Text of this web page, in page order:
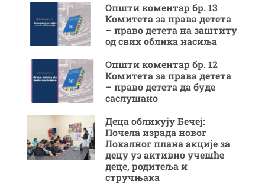
Општи коментар бр. 13
Комитета за права детета
– право детета на заштиту
од свих облика насиља
Општи коментар бр. 12
Комитета за права детета
– право детета да буде
саслушано
Деца обликују Бечеј:
Почела израда новог
Локалног плана акције за
децу уз активно учешће
деце, родитеља и
стручњака